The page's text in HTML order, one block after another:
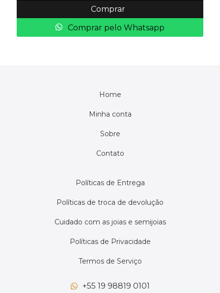
Comprar
Comprar pelo Whatsapp
Home
Minha conta
Sobre
Contato
Políticas de Entrega
Políticas de troca de devolução
Cuidado com as joias e semijoias
Políticas de Privacidade
Termos de Serviço
+55 19 98819 0101